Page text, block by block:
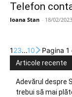
Telefon
Ioana Stan - 18/02/2023
123...10 Pagina 1
Articole recente
Adevărul despre
trebui să mai